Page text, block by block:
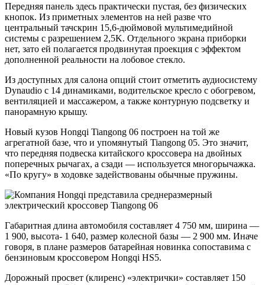
Передняя панель здесь практически пустая, без физических
кнопок. Из приметных элементов на ней разве что
центральный тачскрин 15,6-дюймовой мультимедийной
системы с разрешением 2,5K. Отдельного экрана приборки
нет, зато ей полагается продвинутая проекция с эффектом
дополненной реальности на лобовое стекло.
Из доступных для салона опций стоит отметить аудиосистему
Dynaudio с 14 динамиками, водительское кресло с обогревом,
вентиляцией и массажером, а также контурную подсветку и
панорамную крышу.
Новый кузов Hongqi Tiangong 06 построен на той же
агрегатной базе, что и упомянутый Tiangong 05. Это значит,
что передняя подвеска китайского кроссовера на двойных
поперечных рычагах, а сзади — используется многорычажка.
«По кругу» в ходовке задействованы обычные пружины.
Габаритная длина автомобиля составляет 4 750 мм, ширина —
1 900, высота- 1 640, размер колесной базы — 2 900 мм. Иначе
говоря, в плане размеров батарейная новинка сопоставима с
бензиновым кроссовером Hongqi HS5.
Дорожный просвет (клиренс) «электрички» составляет 150